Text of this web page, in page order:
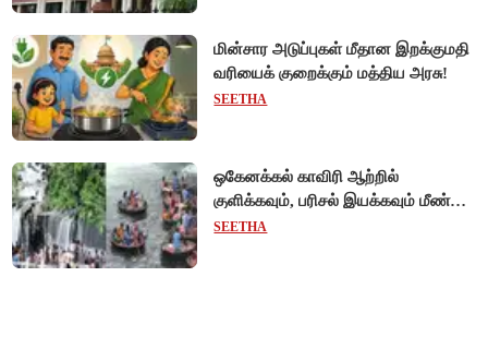
மின்சார அடுப்புகள் மீதான இறக்குமதி
வரியைக் குறைக்கும் மத்திய அரசு!
SEETHA
ஒகேனக்கல் காவிரி ஆற்றில்
குளிக்கவும், பரிசல் இயக்கவும் மீண்டும்
அனுமதி - சுற்றுலாப் பயணிகள்
SEETHA